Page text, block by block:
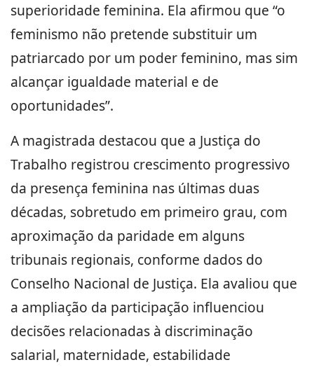
superioridade feminina. Ela afirmou que “o
feminismo não pretende substituir um
patriarcado por um poder feminino, mas sim
alcançar igualdade material e de
oportunidades”.
A magistrada destacou que a Justiça do
Trabalho registrou crescimento progressivo
da presença feminina nas últimas duas
décadas, sobretudo em primeiro grau, com
aproximação da paridade em alguns
tribunais regionais, conforme dados do
Conselho Nacional de Justiça. Ela avaliou que
a ampliação da participação influenciou
decisões relacionadas à discriminação
salarial, maternidade, estabilidade